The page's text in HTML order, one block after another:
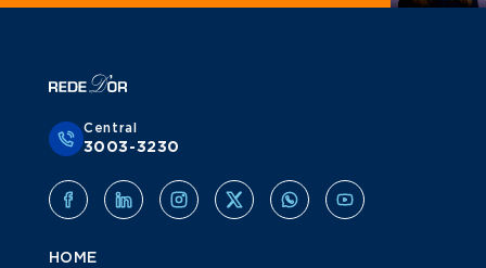
Central
3003-3230
HOME